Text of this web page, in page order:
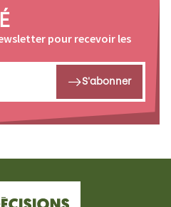
pour recevoir les
S'abonner